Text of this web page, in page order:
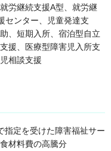
労継続支援A型、就労継
センター、児童発達支
、短期入所、宿泊型自立
援、医療型障害児入所支
相談支援
指定を受けた障害福祉サー
材料費の高騰分